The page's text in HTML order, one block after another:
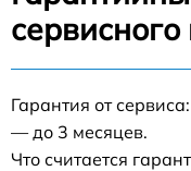
Гарантия от
— до 3 месяцев.
Что считается